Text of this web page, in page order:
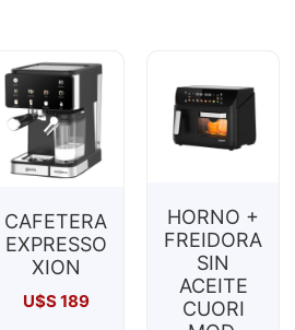
CAFETERA
EXPRESSO
XION
U$S189
HORNO +
FREIDORA
SIN
ACEITE
CUORI